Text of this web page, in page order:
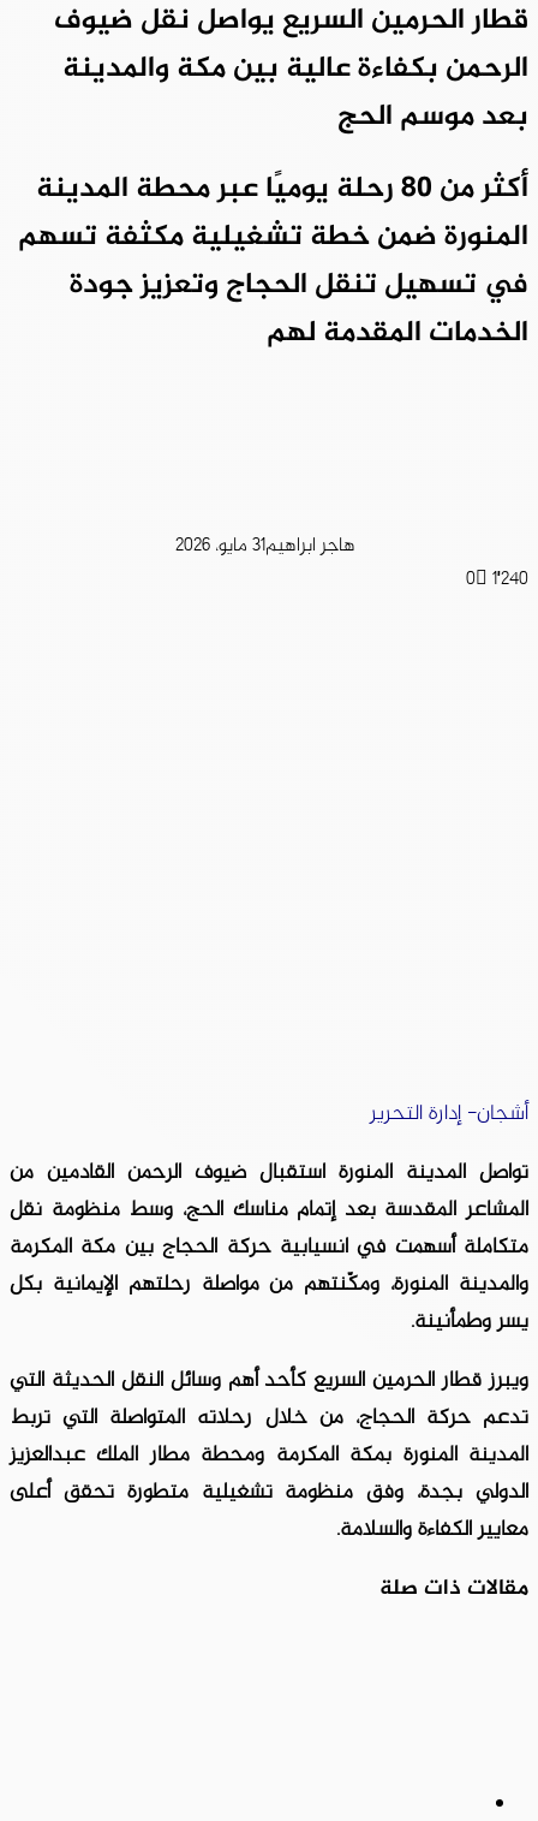
قطار الحرمين السريع يواصل نقل ضيوف
الرحمن بكفاءة عالية بين مكة والمدينة
بعد موسم الحج
أكثر من 80 رحلة يوميًا عبر محطة المدينة
المنورة ضمن خطة تشغيلية مكثفة تسهم
في تسهيل تنقل الحجاج وتعزيز جودة
الخدمات المقدمة لهم
هاجر ابراهيم31 مايو، 2026
0 1٬240
أشجان- إدارة التحرير
تواصل المدينة المنورة استقبال ضيوف الرحمن القادمين من
المشاعر المقدسة بعد إتمام مناسك الحج، وسط منظومة نقل
متكاملة أسهمت في انسيابية حركة الحجاج بين مكة المكرمة
والمدينة المنورة، ومكّنتهم من مواصلة رحلتهم الإيمانية بكل
يسر وطمأنينة.
ويبرز قطار الحرمين السريع كأحد أهم وسائل النقل الحديثة التي
تدعم حركة الحجاج، من خلال رحلاته المتواصلة التي تربط
المدينة المنورة بمكة المكرمة ومحطة مطار الملك عبدالعزيز
الدولي بجدة، وفق منظومة تشغيلية متطورة تحقق أعلى
معايير الكفاءة والسلامة.
مقالات ذات صلة